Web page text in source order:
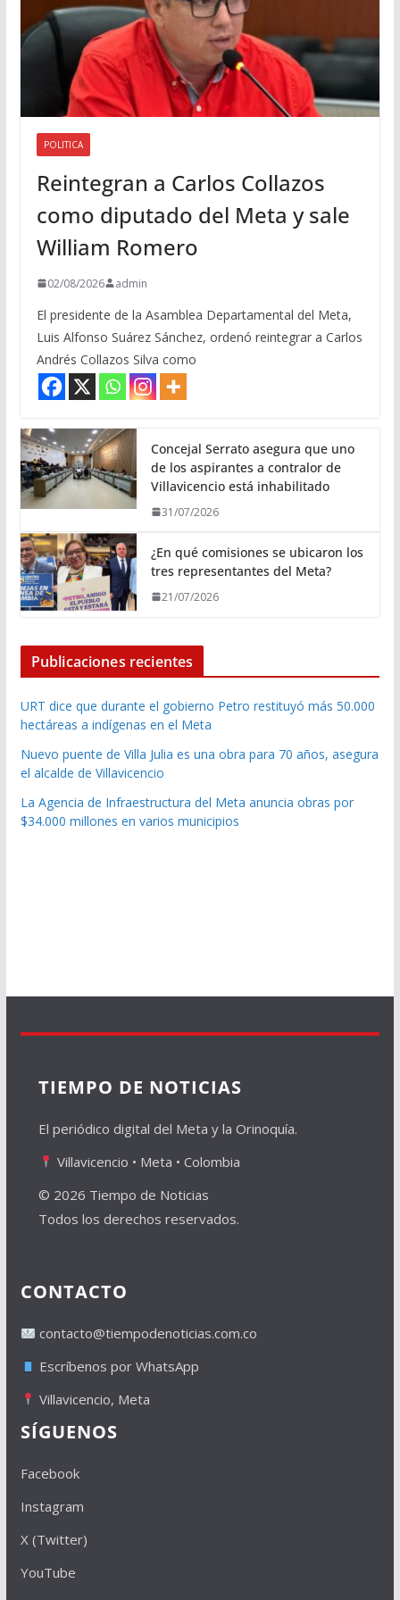
POLITICA
Reintegran a Carlos Collazos
como diputado del Meta y sale
William Romero
02/08/2026 admin
El presidente de la Asamblea Departamental del Meta,
Luis Alfonso Suárez Sánchez, ordenó reintegrar a Carlos
Andrés Collazos Silva como
Concejal Serrato asegura que uno
de los aspirantes a contralor de
Villavicencio está inhabilitado
31/07/2026
¿En qué comisiones se ubicaron los
tres representantes del Meta?
21/07/2026
Publicaciones recientes
URT dice que durante el gobierno Petro restituyó más 50.000
hectáreas a indígenas en el Meta
Nuevo puente de Villa Julia es una obra para 70 años, asegura
el alcalde de Villavicencio
La Agencia de Infraestructura del Meta anuncia obras por
$34.000 millones en varios municipios
TIEMPO DE NOTICIAS
El periódico digital del Meta y la Orinoquía.
Villavicencio • Meta • Colombia
© 2026 Tiempo de Noticias
Todos los derechos reservados.
CONTACTO
contacto@tiempodenoticias.com.co
Escríbenos por WhatsApp
Villavicencio, Meta
SÍGUENOS
Facebook
Instagram
X (Twitter)
YouTube